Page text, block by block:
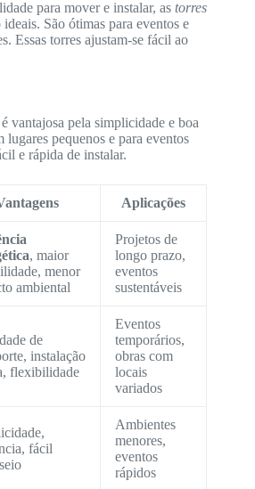
para mover e instalar, as torres
ideais. São ótimas para eventos e
Essas torres ajustam-se fácil ao
é vantajosa pela simplicidade e boa
pequenos e para eventos
e rápida de instalar.
Aplicações
, maior
menor
ambiental
Projetos de
longo prazo,
eventos
sustentáveis
de
instalação
flexibilidade
Eventos
temporários,
obras com
locais
variados
fácil
Ambientes
menores,
eventos
rápidos